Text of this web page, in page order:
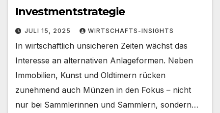
Investmentstrategie
JULI 15, 2025 WIRTSCHAFTS-INSIGHTS
In wirtschaftlich unsicheren Zeiten wächst das
Interesse an alternativen Anlageformen. Neben
Immobilien, Kunst und Oldtimern rücken
zunehmend auch Münzen in den Fokus – nicht
nur bei Sammlerinnen und Sammlern, sondern…